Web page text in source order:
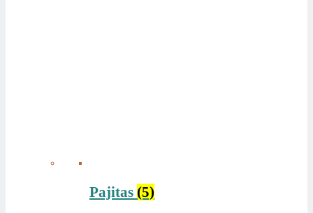
Pajitas (5)